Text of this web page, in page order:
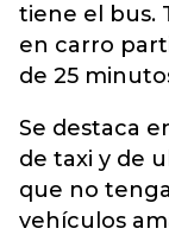
tiene el bus.
en carro
de 25
Se destaca
de taxi y de
que no
vehículos